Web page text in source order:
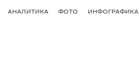
АНАЛИТИКА ФОТО ИНФОГРАФИКА